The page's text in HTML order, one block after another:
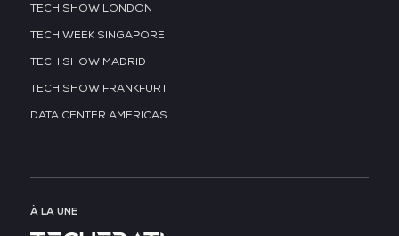
TECH SHOW LONDON
TECH WEEK SINGAPORE
TECH SHOW MADRID
TECH SHOW FRANKFURT
DATA CENTER AMERICAS
À LA UNE